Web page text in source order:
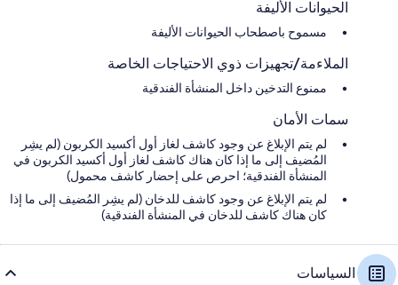
الحيوانات الأليفة
مسموح باصطحاب الحيوانات الأليفة
الملاءمة/تجهيزات ذوي الاحتياجات الخاصة
ممنوع التدخين داخل المنشأة الفندقية
سمات الأمان
لم يتم الإبلاغ عن وجود كاشف لغاز أول أكسيد الكربون (لم يشِر
المُضيف إلى ما إذا كان هناك كاشف لغاز أول أكسيد الكربون في
المنشأة الفندقية؛ احرص على إحضار كاشف محمول)
لم يتم الإبلاغ عن وجود كاشف للدخان (لم يشِر المُضيف إلى ما إذا
كان هناك كاشف للدخان في المنشأة الفندقية)
السياسات